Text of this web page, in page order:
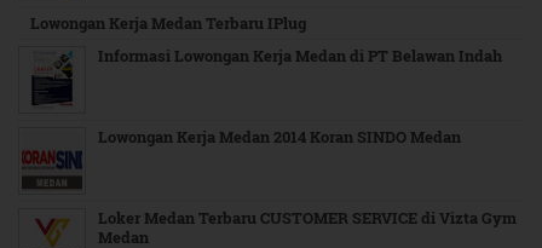
Lowongan Kerja Medan Terbaru IPlug
Informasi Lowongan Kerja Medan di PT Belawan Indah
Lowongan Kerja Medan 2014 Koran SINDO Medan
Loker Medan Terbaru CUSTOMER SERVICE di Vizta Gym
Medan